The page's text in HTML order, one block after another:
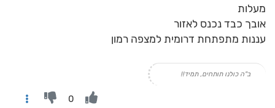
מעלות
אובך כבד נכנס לאזור
עננות מתפתחת דרומית למצפה רמון
ב"ה כולנו תותחים, תמיד!!
0